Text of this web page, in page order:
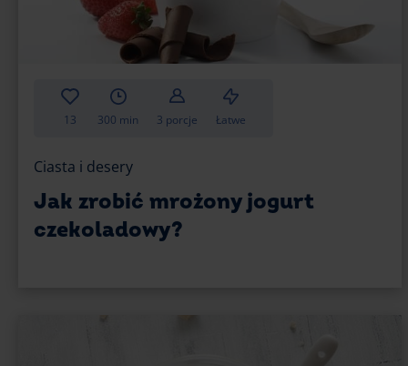
13 300 min 3 porcje Łatwe
Ciasta i desery
Jak zrobić mrożony jogurt
czekoladowy?